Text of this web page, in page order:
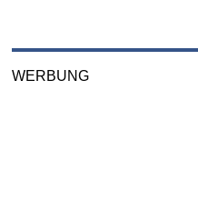
WERBUNG